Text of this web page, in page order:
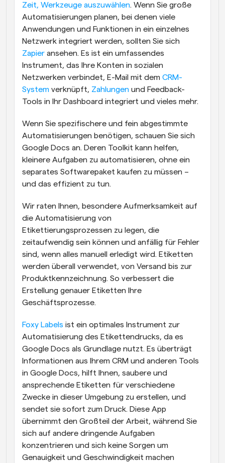
Zeit, Werkzeuge auszuwählen. Wenn Sie große
Automatisierungen planen, bei denen viele
Anwendungen und Funktionen in ein einzelnes
Zapier ansehen. Es ist ein umfassendes
Instrument, das Ihre Konten in sozialen
Netzwerken verbindet, E-Mail mit dem CRM-
System verknüpft, Zahlungen und Feedback-
Tools in Ihr Dashboard integriert und vieles mehr.
Wenn Sie spezifischere und fein abgestimmte
Automatisierungen benötigen, schauen Sie sich
Google Docs an. Deren Toolkit kann helfen,
kleinere Aufgaben zu automatisieren, ohne ein
separates Softwarepaket kaufen zu müssen –
und das effizient zu tun.
Wir raten Ihnen, besondere Aufmerksamkeit auf
die Automatisierung von
Etikettierungsprozessen zu legen, die
zeitaufwendig sein können und anfällig für Fehler
sind, wenn alles manuell erledigt wird. Etiketten
werden überall verwendet, von Versand bis zur
Produktkennzeichnung. So verbessert die
Erstellung genauer Etiketten Ihre
Geschäftsprozesse.
Foxy Labels ist ein optimales Instrument zur
Automatisierung des Etikettendrucks, da es
Google Docs als Grundlage nutzt. Es überträgt
Informationen aus Ihrem CRM und anderen Tools
in Google Docs, hilft Ihnen, saubere und
ansprechende Etiketten für verschiedene
Zwecke in dieser Umgebung zu erstellen, und
sendet sie sofort zum Druck. Diese App
übernimmt den Großteil der Arbeit, während Sie
sich auf andere dringende Aufgaben
konzentrieren und sich keine Sorgen um
Genauigkeit und Geschwindigkeit machen